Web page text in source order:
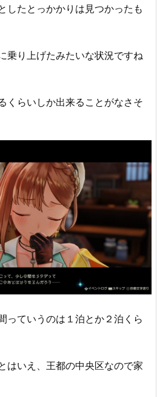
したとっかかりは見つかったも
乗り上げたみたいな状況ですね
くらいしか出来ることがなさそ
っていうのは１泊とか２泊くら
はいえ、王都の中央区なので家